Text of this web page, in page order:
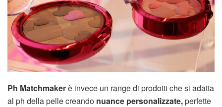
Ph Matchmakerè invece un range di prodotti che si adatta
al ph della pelle creando nuance personalizzate,perfette